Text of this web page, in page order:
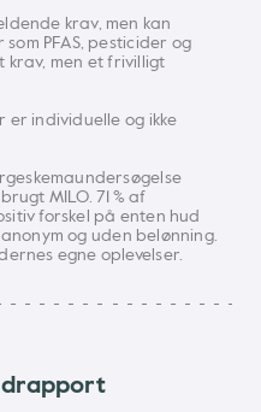
krav, men kan
PFAS, pesticider og
krav, men et frivilligt
er individuelle og ikke
MILO. 71 % af
forskel på enten hud
og uden belønning.
egne oplevelser.